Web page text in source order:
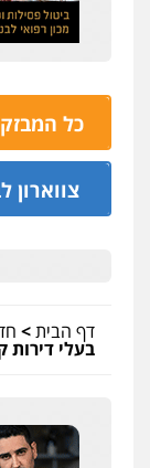
כל
נעצרו
צווארון
כתב אישום:
דף הבית>
בעלי דירות